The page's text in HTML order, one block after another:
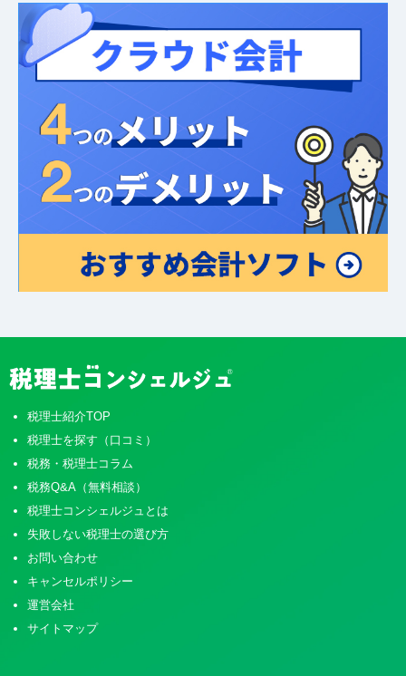
税理士紹介TOP
税理士を探す（口コミ）
税務・税理士コラム
税務Q&A（無料相談）
税理士コンシェルジュとは
失敗しない税理士の選び方
お問い合わせ
キャンセルポリシー
運営会社
サイトマップ